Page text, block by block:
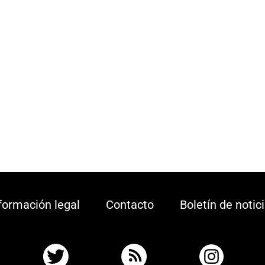
legal Contacto Boletín de